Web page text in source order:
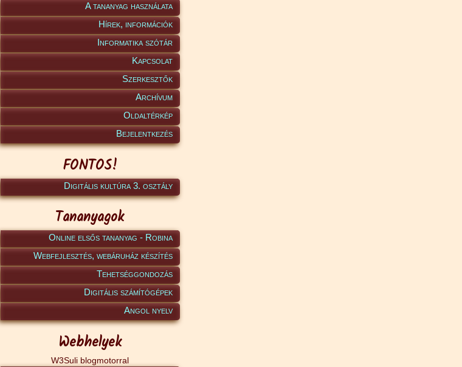
A tananyag használata
Hírek, információk
Informatika szótár
Kapcsolat
Szerkesztők
Archívum
Oldaltérkép
Bejelentkezés
FONTOS!
Digitális kultúra 3. osztály
Tananyagok
Online elsős tananyag - Robina
Webfejlesztés, webáruház készítés
Tehetséggondozás
Digitális számítógépek
Angol nyelv
Webhelyek
W3Suli blogmotorral